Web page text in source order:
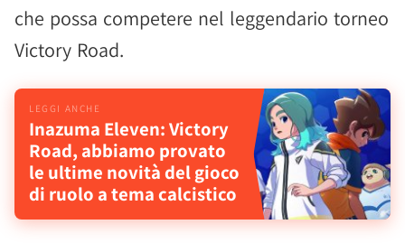
che possa competere nel leggendario torneo
Victory Road.
Inazuma Eleven: Victory
Road, abbiamo provato
le ultime novità del gioco
di ruolo a tema calcistico